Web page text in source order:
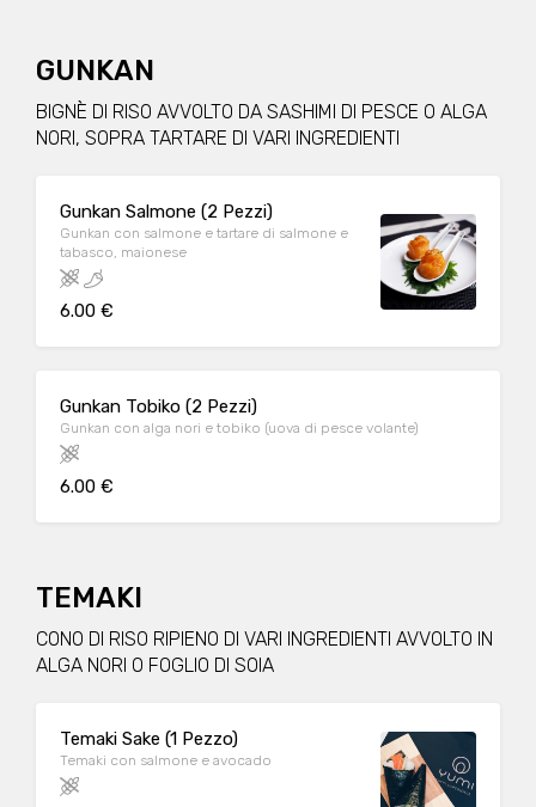
GUNKAN
BIGNÈ DI RISO AVVOLTO DA SASHIMI DI PESCE O ALGA
NORI, SOPRA TARTARE DI VARI INGREDIENTI
Gunkan Salmone (2 Pezzi)
Gunkan con salmone e tartare di salmone e
tabasco, maionese
6.00 €
Gunkan Tobiko (2 Pezzi)
Gunkan con alga nori e tobiko (uova di pesce volante)
6.00 €
TEMAKI
CONO DI RISO RIPIENO DI VARI INGREDIENTI AVVOLTO IN
ALGA NORI O FOGLIO DI SOIA
Temaki Sake (1 Pezzo)
Temaki con salmone e avocado